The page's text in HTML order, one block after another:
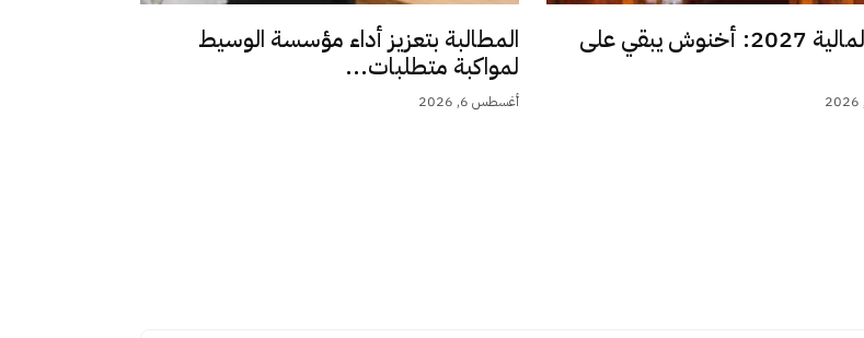
قانون المالية 2027: أخنوش يبقي على المطالبة بتعزيز أداء مؤسسة الوسيط
لمواكبة متطلبات...
أغسطس 6, 2026